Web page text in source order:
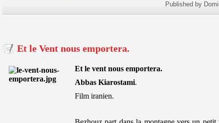
Published by
Et le Vent nous emportera.
Et le vent nous emportera.
Abbas Kiarostami.
Film iranien.